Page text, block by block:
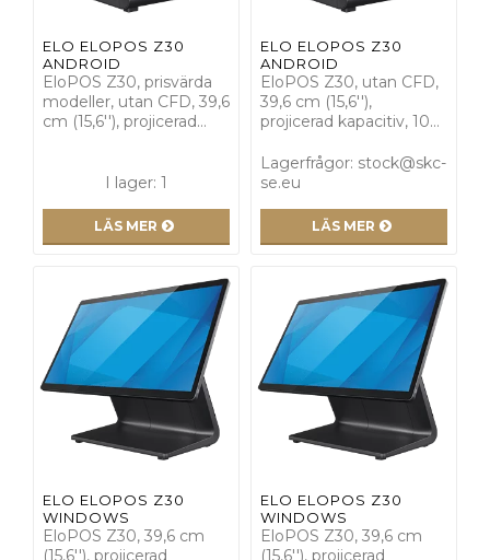
ELO ELOPOS Z30
ANDROID
EloPOS Z30, prisvärda
modeller, utan CFD, 39,6
cm (15,6''), projicerad…
I lager: 1
LÄS MER
ELO ELOPOS Z30
ANDROID
EloPOS Z30, utan CFD,
39,6 cm (15,6''),
projicerad kapacitiv, 10…
Lagerfrågor: stock@skc-
se.eu
LÄS MER
ELO ELOPOS Z30
WINDOWS
EloPOS Z30, 39,6 cm
(15,6''), projicerad
ELO ELOPOS Z30
WINDOWS
EloPOS Z30, 39,6 cm
(15,6''), projicerad